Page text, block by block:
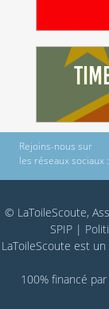
Rejoins-nous sur
les réseaux sociaux :
© LaToileScoute,
SPIP|
LaToileScoute est
100% financé par